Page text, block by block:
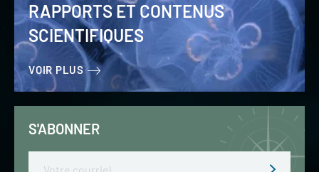
RAPPORTS ET CONTENUS
SCIENTIFIQUES
VOIR PLUS
S'ABONNER